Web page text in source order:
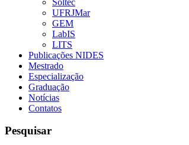
UFRJMar
GEM
LabIS
LITS
Publicações NIDES
Mestrado
Especialização
Graduação
Notícias
Contatos
Pesquisar